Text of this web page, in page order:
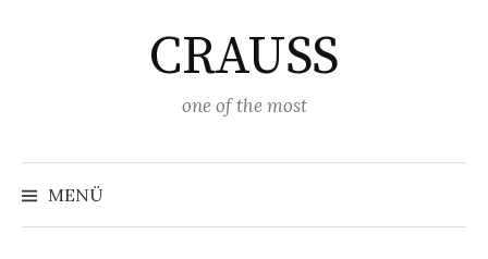
CRAUSS
one of the most
MENÜ
Suchen